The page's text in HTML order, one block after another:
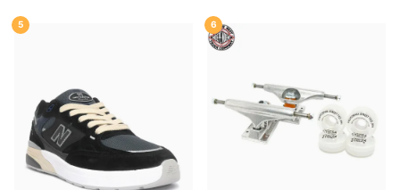
5 6